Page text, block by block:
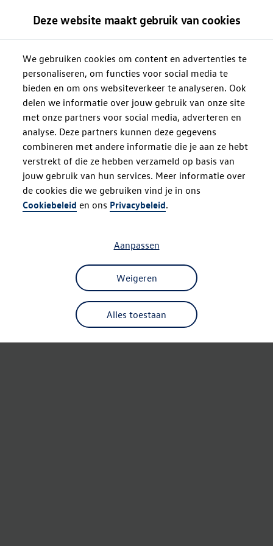
Deze website maakt gebruik van cookies
We gebruiken cookies om content en advertenties te
personaliseren, om functies voor social media te
bieden en om ons websiteverkeer te analyseren. Ook
delen we informatie over jouw gebruik van onze site
met onze partners voor social media, adverteren en
analyse. Deze partners kunnen deze gegevens
combineren met andere informatie die je aan ze hebt
verstrekt of die ze hebben verzameld op basis van
jouw gebruik van hun services. Meer informatie over
de cookies die we gebruiken vind je in ons
Cookiebeleid en ons Privacybeleid.
Alles toestaan
Weigeren
Aanpassen
Oops!
Something went wrong. Please try
refreshing the app
Refresh